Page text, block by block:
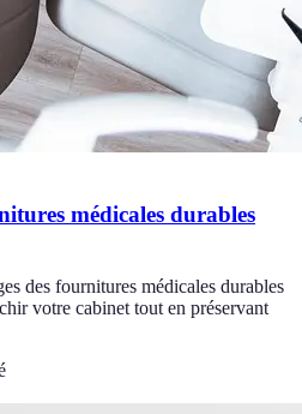
médicales durables
des fournitures médicales durables
votre cabinet tout en préservant